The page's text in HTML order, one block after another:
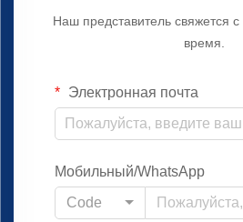
Наш представитель свяжется
время.
Электронная почта
Мобильный/WhatsApp
Code